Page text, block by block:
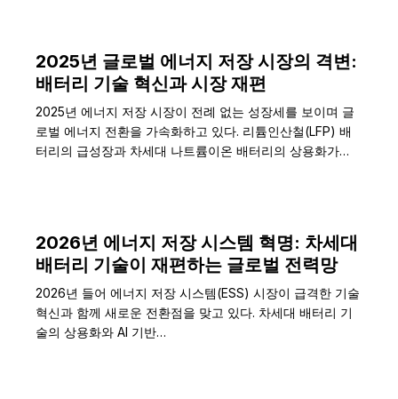
2025년 글로벌 에너지 저장 시장의 격변:
배터리 기술 혁신과 시장 재편
2025년 에너지 저장 시장이 전례 없는 성장세를 보이며 글
로벌 에너지 전환을 가속화하고 있다. 리튬인산철(LFP) 배
터리의 급성장과 차세대 나트륨이온 배터리의 상용화가…
2026년 에너지 저장 시스템 혁명: 차세대
배터리 기술이 재편하는 글로벌 전력망
2026년 들어 에너지 저장 시스템(ESS) 시장이 급격한 기술
혁신과 함께 새로운 전환점을 맞고 있다. 차세대 배터리 기
술의 상용화와 AI 기반…